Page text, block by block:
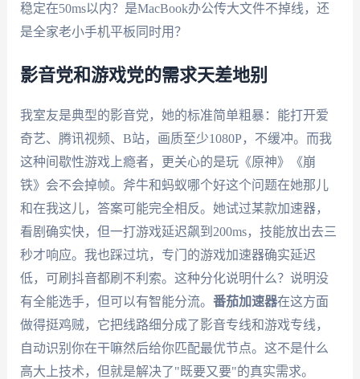
稳定在50ms以内？是MacBook办公传大文件不掉线，还
是全家老小手机平板同时用？
影音党和游戏党的需求天差地别
我室友是典型的影音党，她的标准简单粗暴：能打开爱
奇艺、腾讯视频、B站，画质至少1080P，不缓冲。而我
这种间歇性游戏上瘾者，更关心的是玩《原神》《崩
铁》会不会掉帧。斧牛和蚂蚁哪个好这个问题在她那儿
和在我这儿，答案可能完全相反。她试过某款加速器，
看剧确实快，但一打游戏延迟飙到200ms，技能放出去三
秒才响应。我也踩过坑，专门的游戏加速器确实延迟
低，可刷抖音都刷不利索。这种分化说明什么？说明没
有全能选手，但可以有智能分流。 番茄加速器在这方面
做得挺鸡贼，它把线路细分成了影音专线和游戏专线，
自动识别你在干嘛然后给你匹配最优节点。这不是什么
高大上技术，但就是解决了"既要又要"的真实需求。